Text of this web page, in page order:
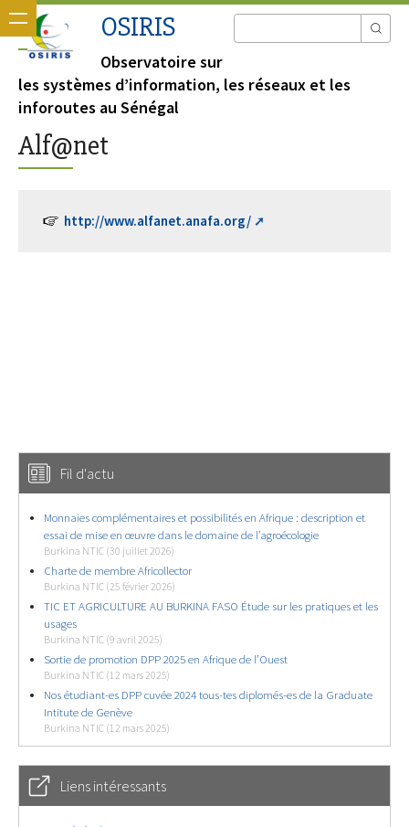
OSIRIS
Observatoire sur
les systèmes d’information, les réseaux et les
inforoutes au Sénégal
Alf@net
http://www.alfanet.anafa.org/
Fil d'actu
Monnaies complémentaires et possibilités en Afrique : description et
essai de mise en œuvre dans le domaine de l’agroécologie
Burkina NTIC (30 juillet 2026)
Charte de membre Africollector
Burkina NTIC (25 février 2026)
TIC ET AGRICULTURE AU BURKINA FASO Étude sur les pratiques et les
usages
Burkina NTIC (9 avril 2025)
Sortie de promotion DPP 2025 en Afrique de l’Ouest
Burkina NTIC (12 mars 2025)
Nos étudiant-es DPP cuvée 2024 tous-tes diplomés-es de la Graduate
Intitute de Genève
Burkina NTIC (12 mars 2025)
Liens intéressants